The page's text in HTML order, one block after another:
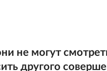
не могут
другого